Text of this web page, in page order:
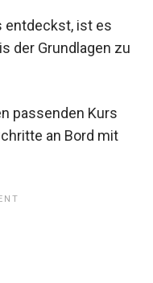
entdeckst, ist es
der Grundlagen zu
passenden Kurs
an Bord mit